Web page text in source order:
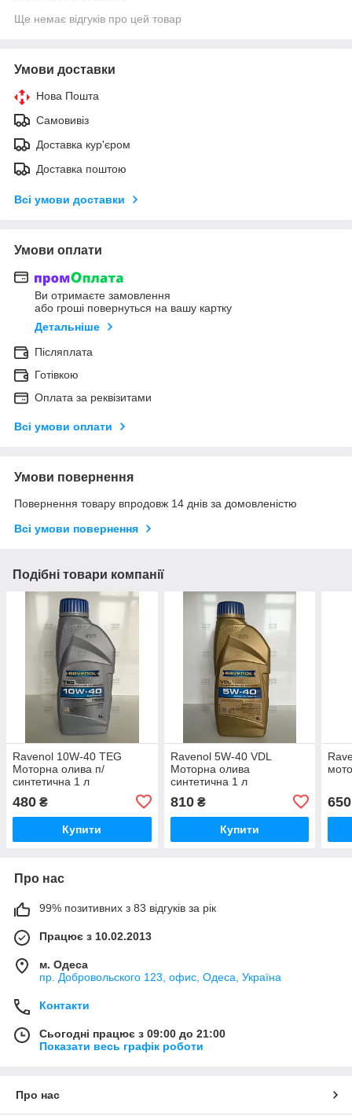
Ще немає відгуків про цей товар
Умови доставки
Нова Пошта
Самовивіз
Доставка кур'єром
Доставка поштою
Всі умови доставки
Умови оплати
Ви отримаєте замовлення
або гроші повернуться на вашу картку
Детальніше
Післяплата
Готівкою
Оплата за реквізитами
Всі умови оплати
Умови повернення
Повернення товару впродовж 14 днів за домовленістю
Всі умови повернення
Подібні товари компанії
Ravenol 10W-40 TEG
Моторна олива п/
синтетична 1 л
480 ₴
Купити
Ravenol 5W-40 VDL
Моторна олива
синтетична 1 л
810₴
Купити
650
Про нас
99% позитивних з 83 відгуків за рік
Працює з 10.02.2013
м. Одеса
пр. Добровольского 123, офис, Одеса, Україна
Контакти
Сьогодні працює з 09:00 до 21:00
Показати весь графік роботи
Про нас